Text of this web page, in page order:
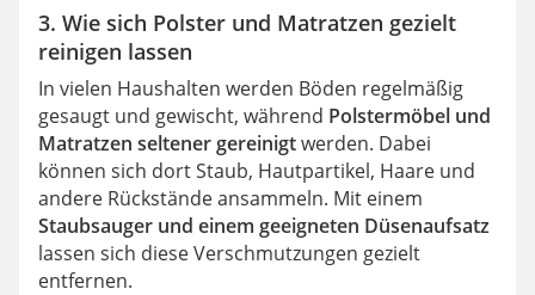
3. Wie sich Polster und Matratzen gezielt
reinigen lassen
In vielen Haushalten werden Böden regelmäßig
gesaugt und gewischt, während Polstermöbel und
Matratzen seltener gereinigtwerden. Dabei
können sich dort Staub, Hautpartikel, Haare und
andere Rückstände ansammeln. Mit einem
Staubsauger und einem geeigneten Düsenaufsatz
lassen sich diese Verschmutzungen gezielt
entfernen.